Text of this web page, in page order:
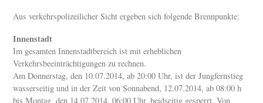
Aus verkehrspolizeilicher Sicht ergeben sich folgende Brennpunkte:
Innenstadt
Im gesamten Innenstadtbereich ist mit erheblichen
Verkehrsbeeinträchtigungen zu rechnen.
Am Donnerstag, den 10.07.2014, ab 20:00 Uhr, ist der Jungfernstieg
wasserseitig und in der Zeit von Sonnabend, 12.07.2014, ab 08:00 h
bis Montag, den 14.07.2014, 06:00 Uhr, beidseitig gesperrt. Von